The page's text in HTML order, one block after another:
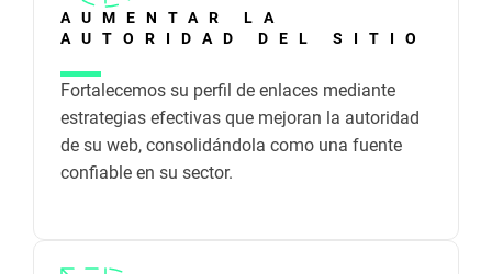
AUMENTAR LA
AUTORIDAD DEL SITIO
Fortalecemos su perfil de enlaces mediante
estrategias efectivas que mejoran la autoridad
de su web, consolidándola como una fuente
confiable en su sector.